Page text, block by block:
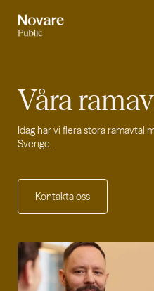
Våra
Idag har vi flera stora ramavtal
Sverige.
Kontakta oss